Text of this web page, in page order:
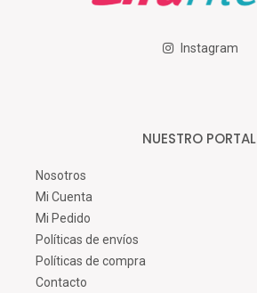
Instagram
NUESTRO PORTAL
Nosotros
Mi Cuenta
Mi Pedido
Políticas de envíos
Políticas de compra
Contacto